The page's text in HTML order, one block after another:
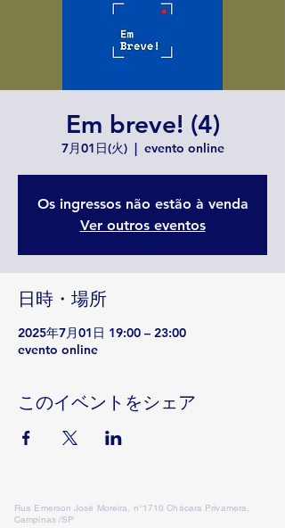
Em breve! (4)
7月01日(火)
  |
evento online
Os ingressos não estão à venda
Ver outros eventos
日時・場所
2025年7月01日 19:00 – 23:00
evento online
このイベントをシェア
Rua Emerson José Moreira, n°1710 Chácara Privamera,
Campinas /SP